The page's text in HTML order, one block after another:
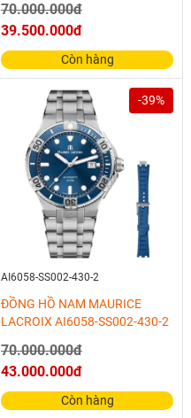
70.000.000đ
39.500.000đ
Còn hàng
-39%
AI6058-SS002-430-2
ĐỒNG HỒ NAM MAURICE
LACROIX AI6058-SS002-430-2
70.000.000đ
43.000.000đ
Còn hàng